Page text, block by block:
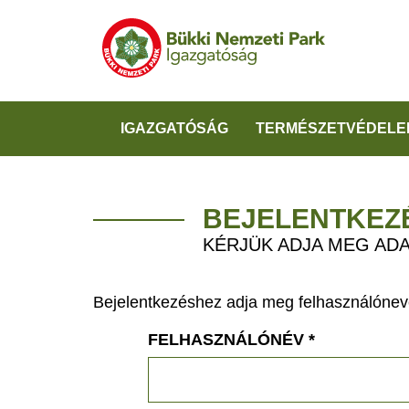
IGAZGATÓSÁG
KÉRJÜK ADJA MEG
Bejelentkezéshez adja meg
FELHASZNÁLÓNÉV *